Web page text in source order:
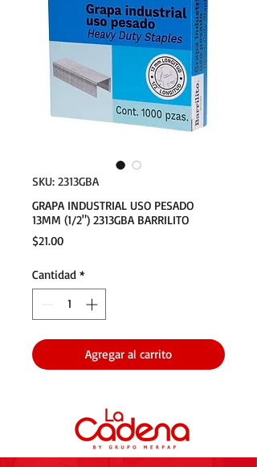
SKU: 2313GBA
GRAPA INDUSTRIAL USO PESADO
13MM (1/2") 2313GBA BARRILITO
$21.00Precio
Cantidad *
Agregar al carrito